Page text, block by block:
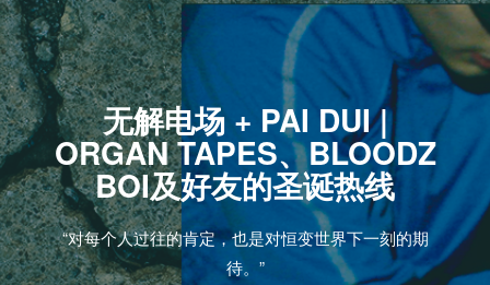
无解电场 + PAI DUI |
ORGAN TAPES、BLOODZ
BOI及好友的圣诞热线
“对每个人过往的肯定，也是对恒变世界下一刻的期
待。”